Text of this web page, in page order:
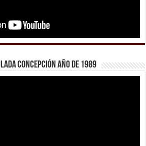
Concepción año de 1989